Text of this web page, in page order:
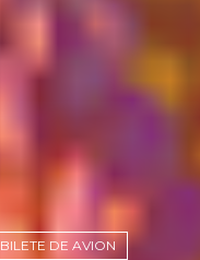
BILETE DE AVION